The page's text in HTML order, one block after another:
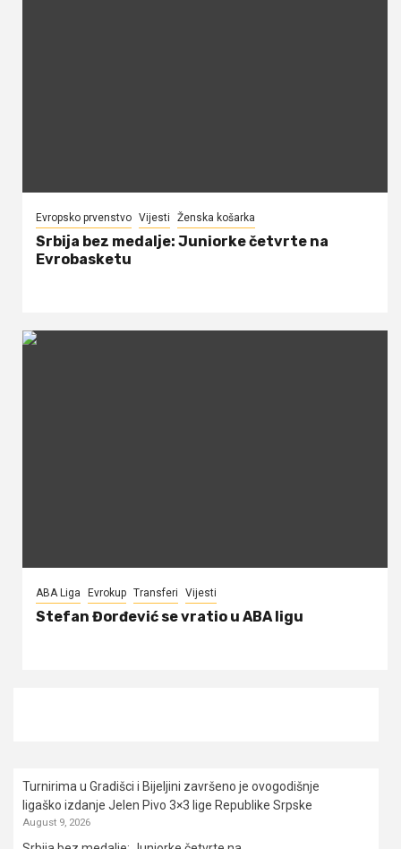
Evropsko prvenstvo Vijesti Ženska košarka
Srbija bez medalje: Juniorke četvrte na
Evrobasketu
ABA Liga Evrokup Transferi Vijesti
Stefan Đorđević se vratio u ABA ligu
Turnirima u Gradišci i Bijeljini završeno je ovogodišnje
ligaško izdanje Jelen Pivo 3×3 lige Republike Srpske
August 9, 2026